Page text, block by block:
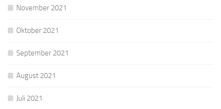
November 2021
Oktober 2021
September 2021
August 2021
Juli 2021